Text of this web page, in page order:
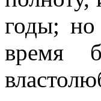
годы; но
время